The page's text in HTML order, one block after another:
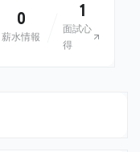
0
薪水情報
1
面試心
得